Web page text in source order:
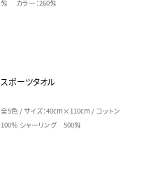
匁 カラー：260匁
スポーツタオル
全5色 / サイズ：40cm×110cm / コットン
100％ シャーリング 500匁